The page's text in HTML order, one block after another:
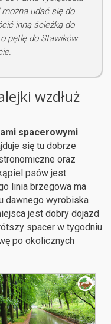
można udać się do
inną ścieżką do
pętlę do Stawików –
wzdłuż
spacerowymi
się tu dobrze
oraz
psów jest
linia brzegowa ma
dawnego wyrobiska
jest dobry dojazd
spacer w tygodniu
po okolicznych